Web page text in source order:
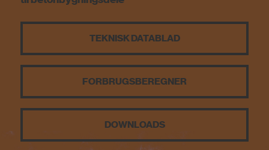
Bæredygtighed
TEKNISK DATABLAD
FORBRUGSBEREGNER
DOWNLOADS